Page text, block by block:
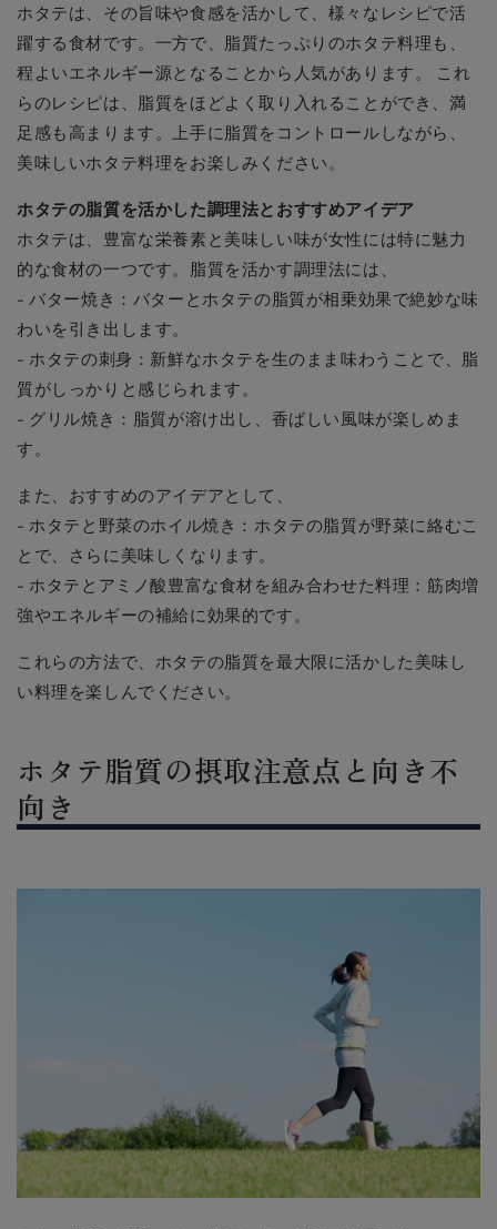
ホタテは、その旨味や食感を活かして、様々なレシピで活
躍する食材です。一方で、脂質たっぷりのホタテ料理も、
程よいエネルギー源となることから人気があります。 これ
らのレシピは、脂質をほどよく取り入れることができ、満
足感も高まります。上手に脂質をコントロールしながら、
美味しいホタテ料理をお楽しみください。
ホタテの脂質を活かした調理法とおすすめアイデア
ホタテは、豊富な栄養素と美味しい味が女性には特に魅力
的な食材の一つです。脂質を活かす調理法には、
- バター焼き：バターとホタテの脂質が相乗効果で絶妙な味
わいを引き出します。
- ホタテの刺身：新鮮なホタテを生のまま味わうことで、脂
質がしっかりと感じられます。
- グリル焼き：脂質が溶け出し、香ばしい風味が楽しめま
す。
また、おすすめのアイデアとして、
- ホタテと野菜のホイル焼き：ホタテの脂質が野菜に絡むこ
とで、さらに美味しくなります。
- ホタテとアミノ酸豊富な食材を組み合わせた料理：筋肉増
強やエネルギーの補給に効果的です。
これらの方法で、ホタテの脂質を最大限に活かした美味し
い料理を楽しんでください。
ホタテ脂質の摂取注意点と向き不
向き